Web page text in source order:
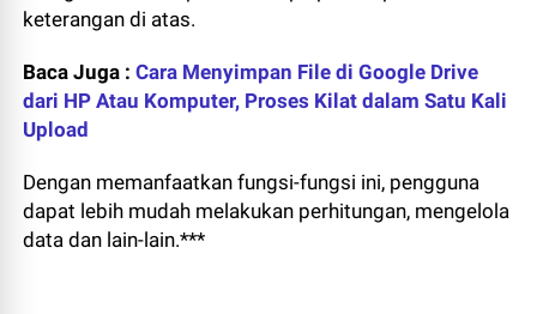
keterangan di atas.
Baca Juga :Cara Menyimpan File di Google Drive
dari HP Atau Komputer, Proses Kilat dalam Satu Kali
Upload
Dengan memanfaatkan fungsi-fungsi ini, pengguna
dapat lebih mudah melakukan perhitungan, mengelola
data dan lain-lain.***